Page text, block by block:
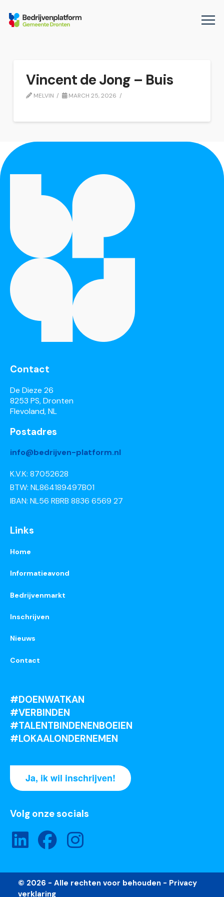
Vincent de Jong – Buis
MELVIN MARCH 25, 2026
Contact
De Dieze 26
8253 PS, Dronten
Flevoland, NL
Postadres
info@bedrijven-platform.nl
K.V.K: 87052628
BTW: NL864189497B01
IBAN: NL56 RBRB 8836 6569 27
Links
Home
Informatieavond
Bedrijvenmarkt
Inschrijven
Nieuws
Contact
#DOENWATKAN
#VERBINDEN
#TALENTBINDENENBOEIEN
#LOKAALONDERNEMEN
Ja, ik wil inschrijven!
Volg onze socials
© 2026 - Alle rechten voor behouden - Privacy
verklaring